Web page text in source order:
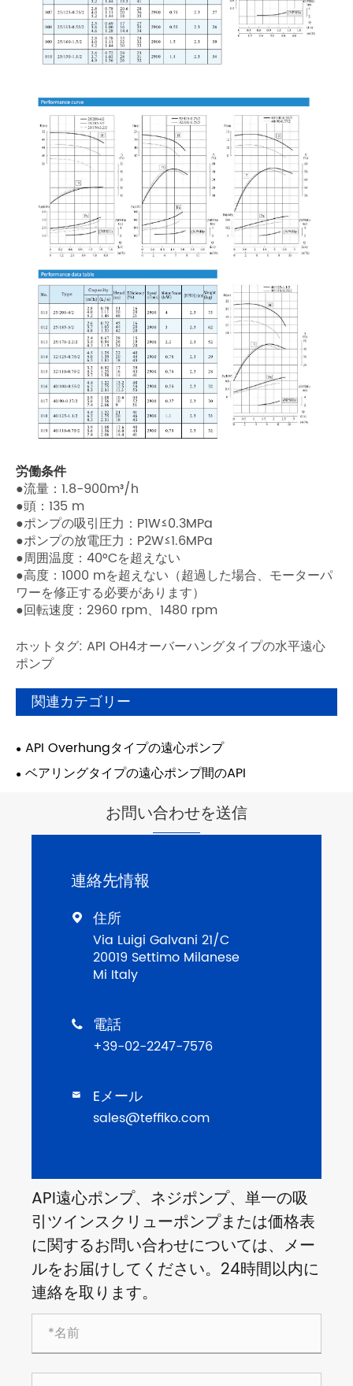
労働条件
●流量：1.8-900m³/h
●頭：135 m
●ポンプの吸引圧力：P1W≤0.3MPa
●ポンプの放電圧力：P2W≤1.6MPa
●周囲温度：40°Cを超えない
●高度：1000 mを超えない（超過した場合、モーターパ
ワーを修正する必要があります）
●回転速度：2960 rpm、1480 rpm
ホットタグ: API OH4オーバーハングタイプの水平遠心
ポンプ
関連カテゴリー
API Overhungタイプの遠心ポンプ
ベアリングタイプの遠心ポンプ間のAPI
お問い合わせを送信
連絡先情報
 住所
Via Luigi Galvani 21/C
20019 Settimo Milanese
Mi Italy
 電話
+39-02-2247-7576
 Eメール
sales@teffiko.com
API遠心ポンプ、ネジポンプ、単一の吸
引ツインスクリューポンプまたは価格表
に関するお問い合わせについては、メー
ルをお届けしてください。24時間以内に
連絡を取ります。